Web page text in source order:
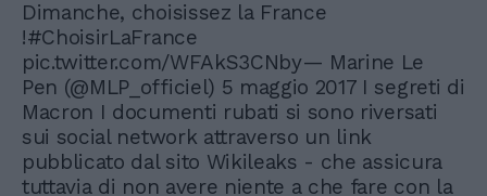
Dimanche, choisissez la France
!#ChoisirLaFrance
pic.twitter.com/WFAkS3CNby— Marine Le
Pen (@MLP_officiel) 5 maggio 2017 I segreti di
Macron I documenti rubati si sono riversati
sui social network attraverso un link
pubblicato dal sito Wikileaks - che assicura
tuttavia di non avere niente a che fare con la